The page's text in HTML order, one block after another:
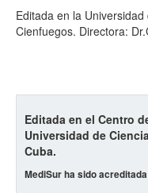
Editada en la
Cienfuegos. Directora:
Editada en el Centro
Universidad de
Cuba.
MediSur ha sido